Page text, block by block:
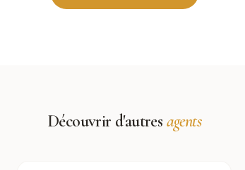
Découvrir d'autres agents